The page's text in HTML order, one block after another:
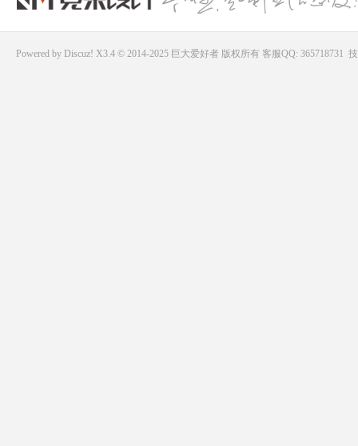
Powered by Discuz! X3.4 © 2014-2025 巨大爱好者版权所有 客服QQ: 365718731